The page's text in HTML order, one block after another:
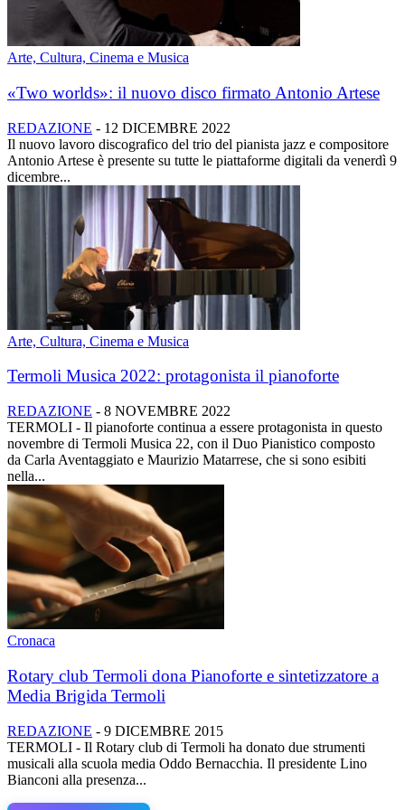
Arte, Cultura, Cinema e Musica
«Two worlds»: il nuovo disco firmato Antonio Artese
REDAZIONE - 12 DICEMBRE 2022
Il nuovo lavoro discografico del trio del pianista jazz e compositore
Antonio Artese è presente su tutte le piattaforme digitali da venerdì 9
dicembre...
Arte, Cultura, Cinema e Musica
Termoli Musica 2022: protagonista il pianoforte
REDAZIONE - 8 NOVEMBRE 2022
TERMOLI - Il pianoforte continua a essere protagonista in questo
novembre di Termoli Musica 22, con il Duo Pianistico composto
da Carla Aventaggiato e Maurizio Matarrese, che si sono esibiti
nella...
Cronaca
Rotary club Termoli dona Pianoforte e sintetizzatore a
Media Brigida Termoli
REDAZIONE - 9 DICEMBRE 2015
TERMOLI - Il Rotary club di Termoli ha donato due strumenti
musicali alla scuola media Oddo Bernacchia. Il presidente Lino
Bianconi alla presenza...